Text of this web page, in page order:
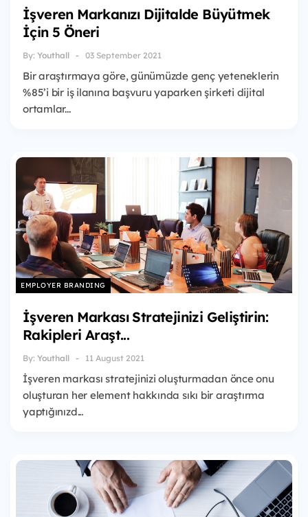
İşveren Markanızı Dijitalde Büyütmek
İçin 5 Öneri
By: Youthall 03 September 2021
Bir araştırmaya göre, günümüzde genç yeteneklerin
%85’i bir iş ilanına başvuru yaparken şirketi dijital
ortamlar...
EMPLOYER BRANDING
İşveren Markası Stratejinizi Geliştirin:
Rakipleri Araşt...
By: Youthall 11 August 2021
İşveren markası stratejinizi oluşturmadan önce onu
oluşturan her element hakkında sıkı bir araştırma
yaptığınızd...